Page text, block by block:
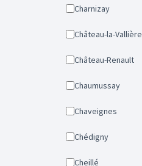
Charnizay
Château-la-Vallière
Château-Renault
Chaumussay
Chaveignes
Chédigny
Cheillé